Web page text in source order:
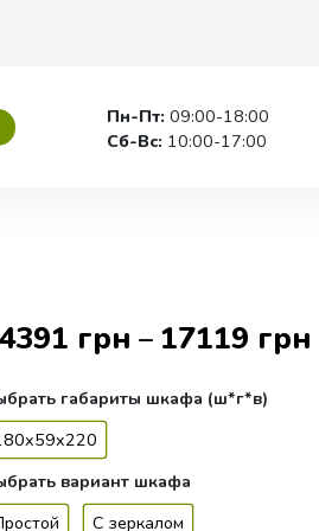
Пн-Пт: 09:00-18:00
Сб-Вс: 10:00-17:00
грн – 17119 грн
габариты шкафа (ш*г*в)
вариант шкафа
С зеркалом